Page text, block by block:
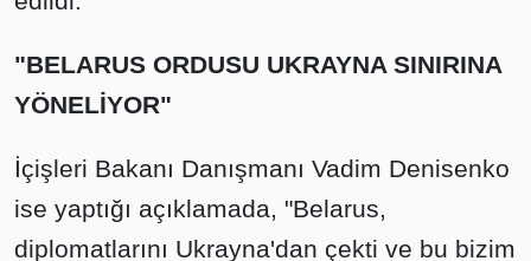
"BELARUS ORDUSU UKRAYNA SINIRINA
YÖNELİYOR"
İçişleri Bakanı Danışmanı Vadim Denisenko
ise yaptığı açıklamada, "Belarus,
diplomatlarını Ukrayna'dan çekti ve bu bizim